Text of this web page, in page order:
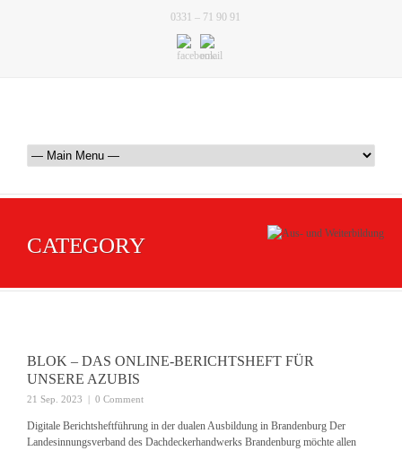
0331 – 71 90 91
CATEGORY
BLOK – DAS ONLINE-BERICHTSHEFT FÜR
UNSERE AZUBIS
21 Sep. 2023 | 0 Comment
Digitale Berichtsheftführung in der dualen Ausbildung in Brandenburg Der
Landesinnungsverband des Dachdeckerhandwerks Brandenburg möchte allen